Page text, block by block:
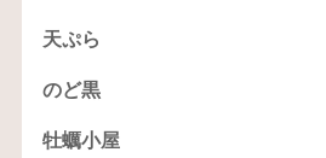
天ぷら
のど黒
牡蠣小屋